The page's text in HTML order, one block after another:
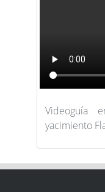
Videoguía
yacimiento